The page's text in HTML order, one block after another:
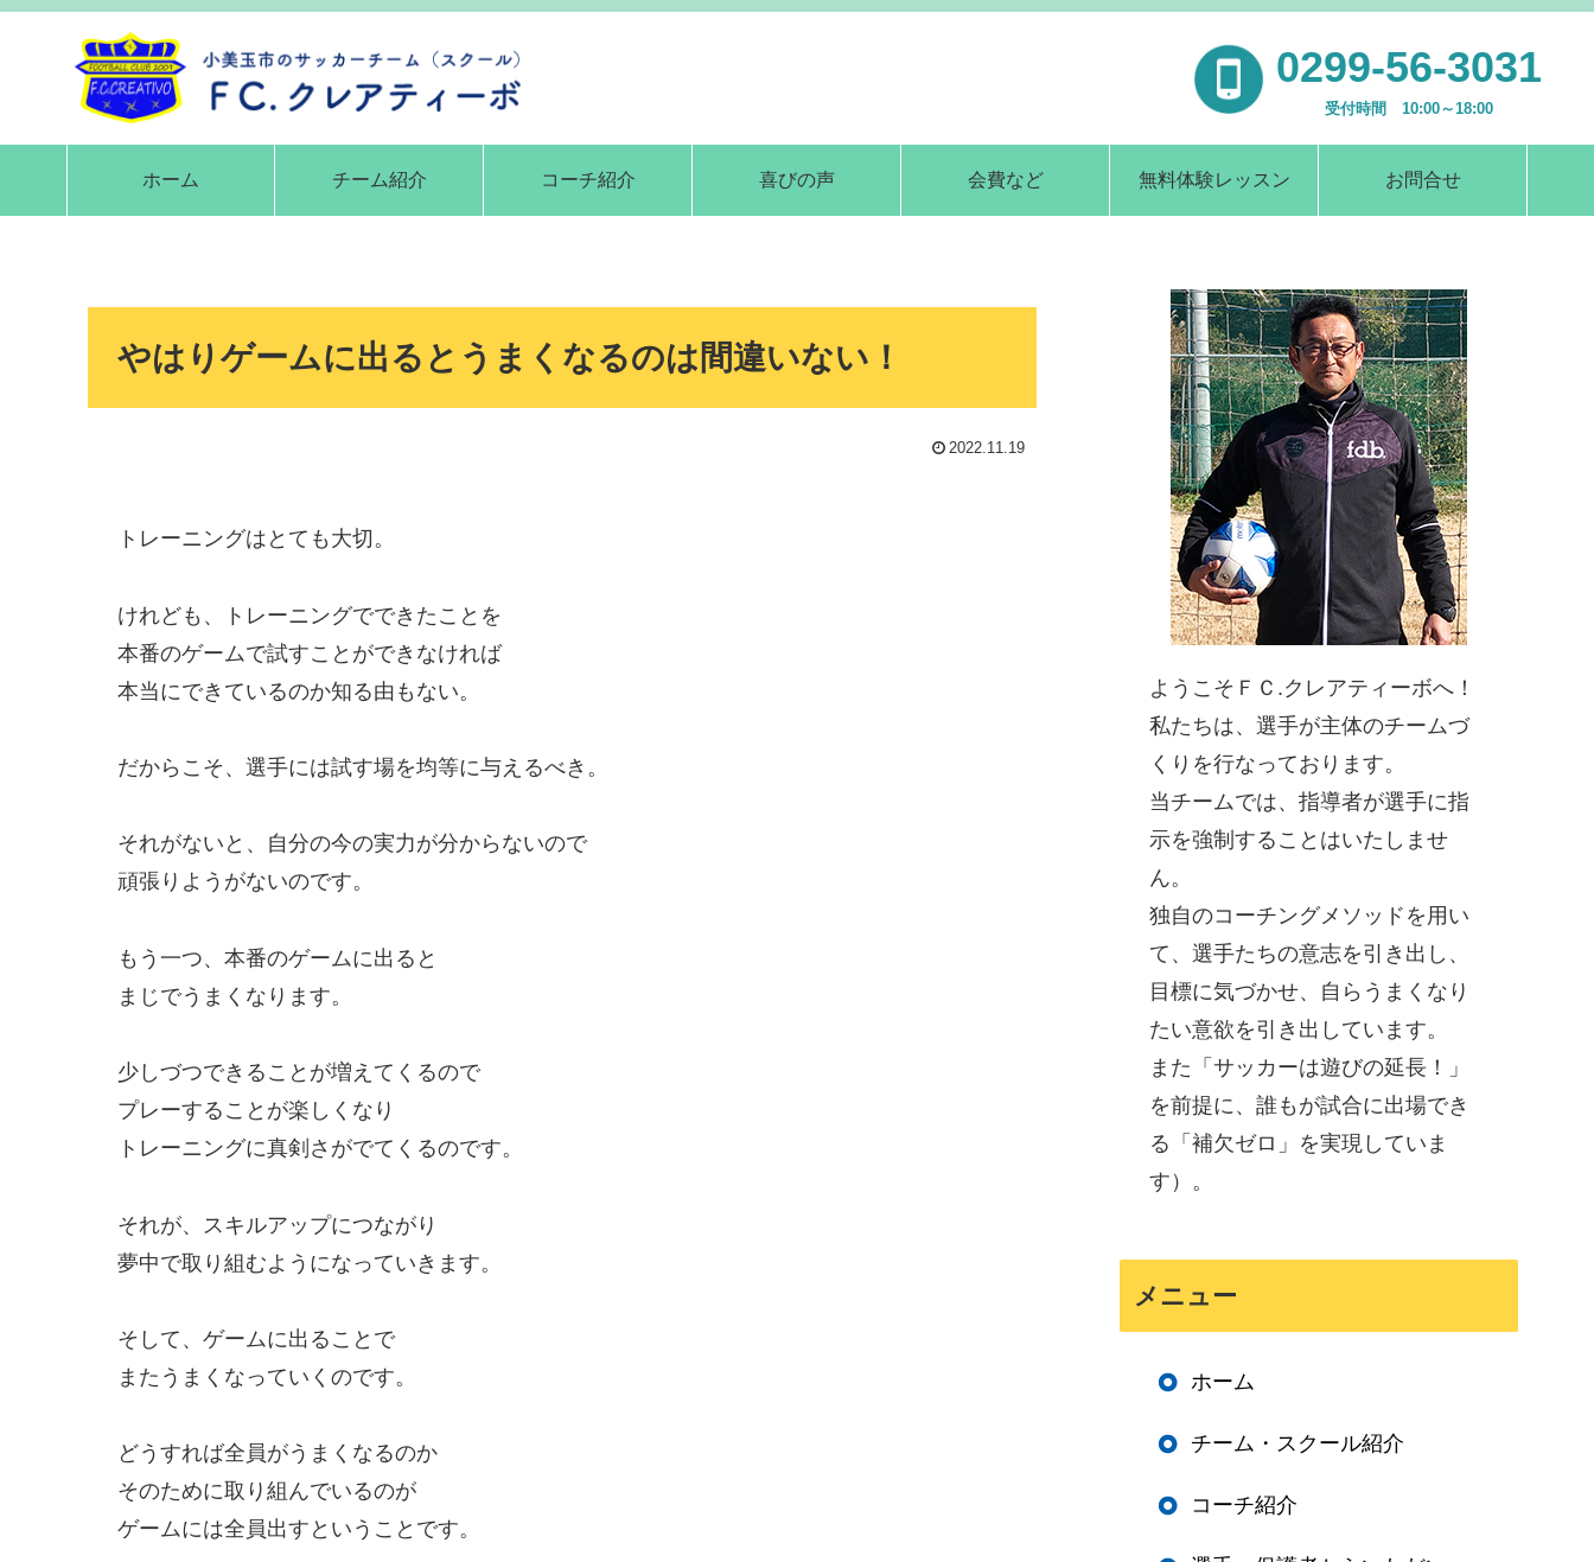
0299-56-3031
受付時間 10:00～18:00
ホーム チーム紹介 コーチ紹介 喜びの声 会費など 無料体験レッスン お問合せ
やはりゲームに出るとうまくなるのは間違いない！
2022.11.19
トレーニングはとても大切。
けれども、トレーニングでできたことを
本番のゲームで試すことができなければ
本当にできているのか知る由もない。
だからこそ、選手には試す場を均等に与えるべき。
それがないと、自分の今の実力が分からないので
頑張りようがないのです。
もう一つ、本番のゲームに出ると
まじでうまくなります。
少しづつできることが増えてくるので
プレーすることが楽しくなり
トレーニングに真剣さがでてくるのです。
それが、スキルアップにつながり
夢中で取り組むようになっていきます。
そして、ゲームに出ることで
またうまくなっていくのです。
どうすれば全員がうまくなるのか
そのために取り組んでいるのが
ゲームには全員出すということです。
ようこそＦＣ.クレアティーボへ！
私たちは、選手が主体のチームづ
くりを行なっております。
当チームでは、指導者が選手に指
示を強制することはいたしませ
ん。
独自のコーチングメソッドを用い
て、選手たちの意志を引き出し、
目標に気づかせ、自らうまくなり
たい意欲を引き出しています。
また「サッカーは遊びの延長！」
を前提に、誰もが試合に出場でき
る「補欠ゼロ」を実現していま
す）。
メニュー
ホーム
チーム・スクール紹介
コーチ紹介